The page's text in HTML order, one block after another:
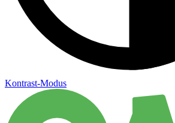
Kontrast-Modus